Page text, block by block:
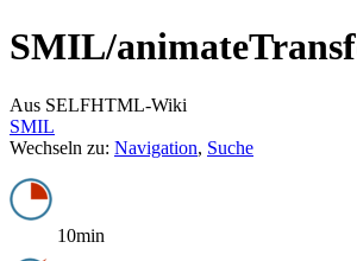
SMIL/
Aus SELFHTML-Wiki
SMIL
Wechseln zu: Navigation, Suche
10min